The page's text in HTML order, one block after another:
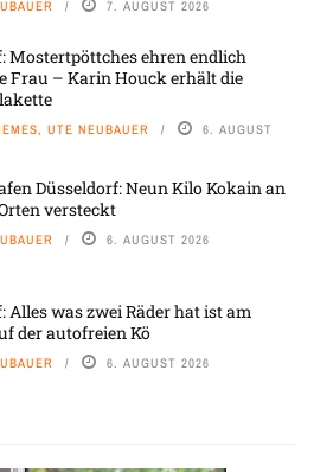
7. AUGUST 2026
Mostertpöttches ehren endlich
Frau – Karin Houck erhält die
UTE NEUBAUER 6. AUGUST
Düsseldorf: Neun Kilo Kokain an
versteckt
6. AUGUST 2026
Alles was zwei Räder hat ist am
der autofreien Kö
6. AUGUST 2026